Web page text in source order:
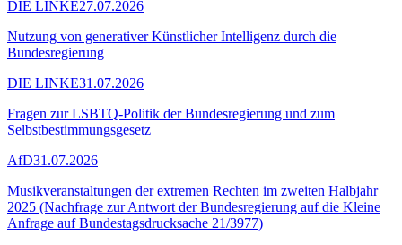
DIE LINKE27.07.2026
Nutzung von generativer Künstlicher Intelligenz durch die
Bundesregierung
DIE LINKE31.07.2026
Fragen zur LSBTQ-Politik der Bundesregierung und zum
Selbstbestimmungsgesetz
AfD31.07.2026
Musikveranstaltungen der extremen Rechten im zweiten Halbjahr
2025 (Nachfrage zur Antwort der Bundesregierung auf die Kleine
Anfrage auf Bundestagsdrucksache 21/3977)